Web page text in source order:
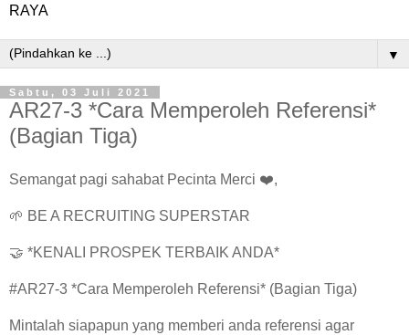
RAYA
▼
Sabtu, 03 Juli 2021
AR27-3 *Cara Memperoleh Referensi*
(Bagian Tiga)
Semangat pagi sahabat Pecinta Merci ❤️,
🌱 BE A RECRUITING SUPERSTAR
🤝 *KENALI PROSPEK TERBAIK ANDA*
#AR27-3 *Cara Memperoleh Referensi* (Bagian Tiga)
Mintalah siapapun yang memberi anda referensi agar